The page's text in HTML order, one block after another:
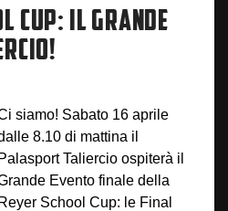
CUP: IL GRANDE
siamo! Sabato 16 aprile
8.10 di mattina il
Palasport Taliercio ospiterà il
Evento finale della
Reyer School Cup: le Final